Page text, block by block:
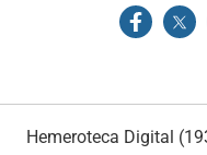
Hemeroteca Digital